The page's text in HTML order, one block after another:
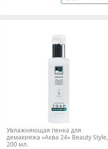
Увлажняющая пенка для
демакияжа «Аква 24» Beauty Style,
200 мл.